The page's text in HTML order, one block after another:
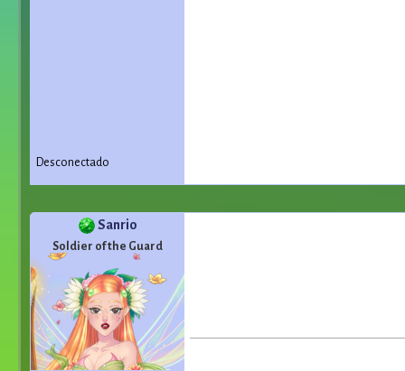
Desconectado
Sanrio
Soldier of the Guard